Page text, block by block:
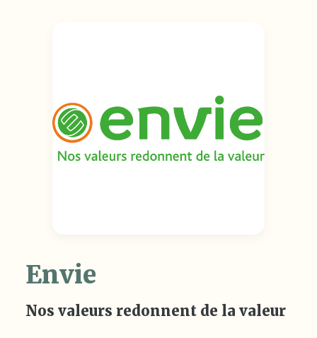
Envie
Nos valeurs redonnent de la valeur